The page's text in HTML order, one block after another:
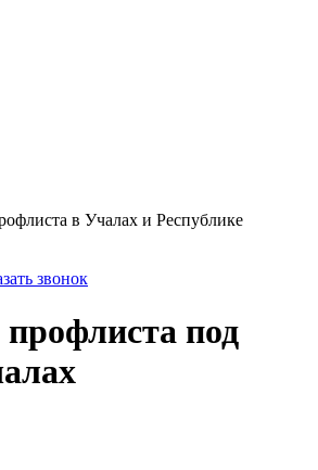
в Учалах и Республике
звонок
под